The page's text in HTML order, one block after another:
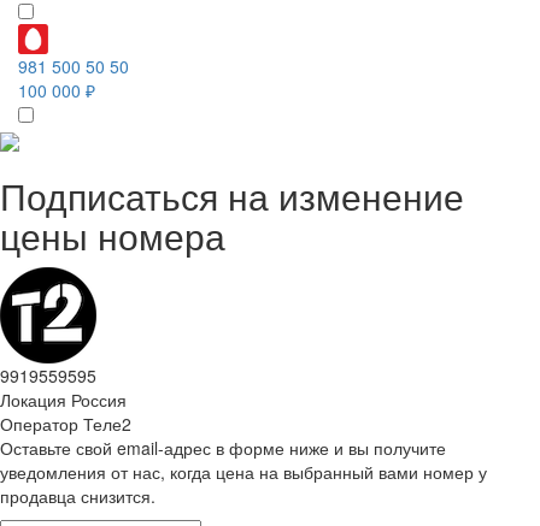
981 500 50 50
100 000 ₽
Подписаться на изменение
цены номера
9919559595
Локация Россия
Оператор Теле2
Оставьте свой email-адрес в форме ниже и вы получите
уведомления от нас, когда цена на выбранный вами номер у
продавца снизится.